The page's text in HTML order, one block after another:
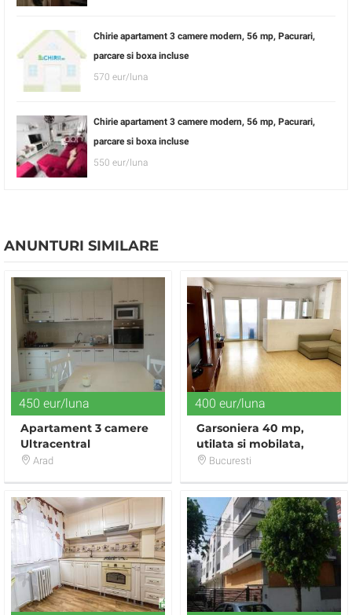
Chirie apartament 3 camere modern, 56 mp, Pacurari,
parcare si boxa incluse
570 eur/luna
Chirie apartament 3 camere modern, 56 mp, Pacurari,
parcare si boxa incluse
550 eur/luna
ANUNTURI SIMILARE
450 eur/luna
Apartament 3 camere
Ultracentral
Arad
400 eur/luna
Garsoniera 40 mp,
utilata si mobilata,
complex rezidential
Bucuresti